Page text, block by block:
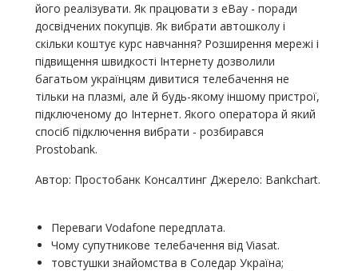
його реалізувати. Як працювати з еВау - поради
досвідчених покупців. Як вибрати автошколу і
скільки коштує курс навчання? Розширення мережі і
підвищення швидкості Інтернету дозволили
багатьом українцям дивитися телебачення не
тільки на плазмі, але й будь-якому іншому пристрої,
підключеному до Інтернет. Якого оператора й який
спосіб підключення вибрати - розбирався
Prostobank.
Автор: Простобанк Консалтинг Джерело: Bankchart.
Переваги Vodafone передплата.
Чому супутникове телебачення від Viasat.
товстушки знайомства в Соледар Україна;